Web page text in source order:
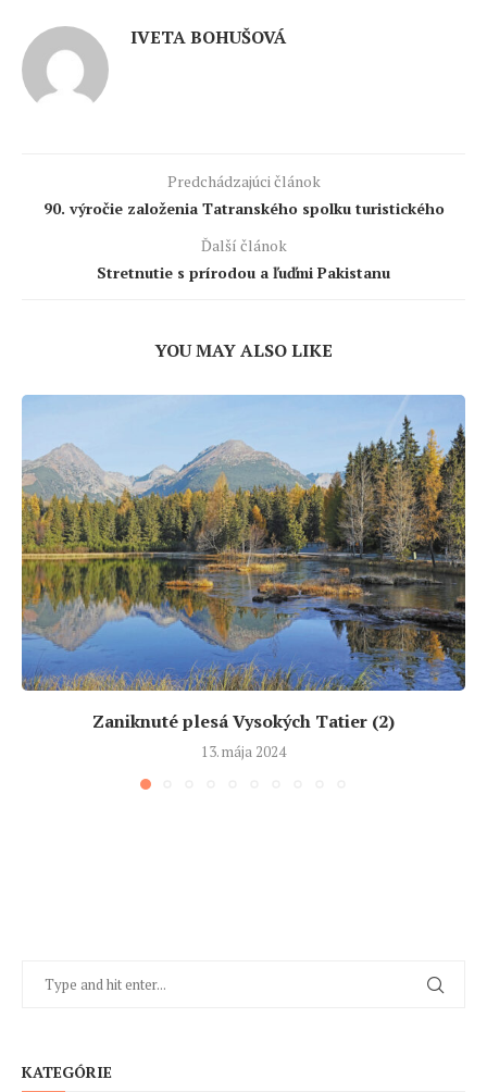
IVETA BOHUŠOVÁ
Predchádzajúci článok
90. výročie založenia Tatranského spolku turistického
Ďalší článok
Stretnutie s prírodou a ľuďmi Pakistanu
YOU MAY ALSO LIKE
Zaniknuté plesá Vysokých Tatier (2)
13. mája 2024
KATEGÓRIE